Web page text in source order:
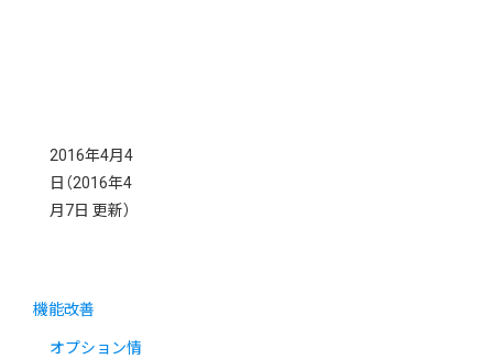
2016年4月4
日 （2016年4
月7日 更新）
機能改善
オプション情